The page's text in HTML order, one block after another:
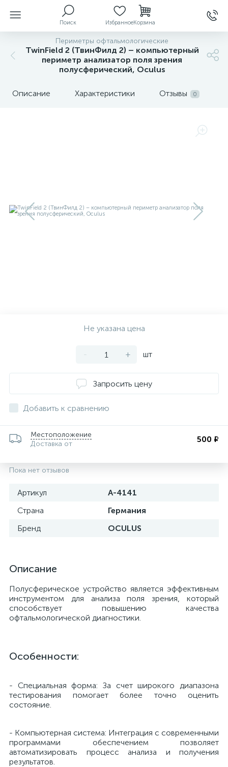
Поиск ИзбранноеКорзина
Периметры офтальмологические
TwinField 2 (ТвинФилд 2) – компьютерный
периметр анализатор поля зрения
полусферический, Oculus
Описание Характеристики Отзывы 0
Не указана цена
- + шт
Запросить цену
Добавить к сравнению
Местоположение
Доставка от
500 ₽
Пока нет отзывов
Артикул
A-4141
Страна
Германия
Бренд
OCULUS
Описание
Полусферическое устройство является эффективным
инструментом для анализа поля зрения, который
способствует повышению качества
офтальмологической диагностики.
Особенности:
- Специальная форма: За счет широкого диапазона
тестирования помогает более точно оценить
состояние.
- Компьютерная система: Интеграция с современными
программами обеспечением позволяет
автоматизировать процесс анализа и получения
результатов.